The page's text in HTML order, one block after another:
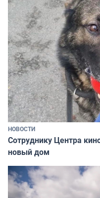
НОВОСТИ
Сотруднику Центра
новый дом